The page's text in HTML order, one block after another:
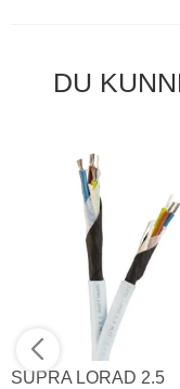
DU
SUPRA LORAD 2.5